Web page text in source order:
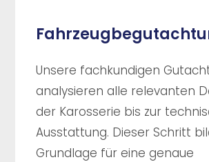
Unsere fachkundigen
analysieren alle relevanten
der Karosserie bis zur
Ausstattung. Dieser Schritt
Grundlage für eine genaue